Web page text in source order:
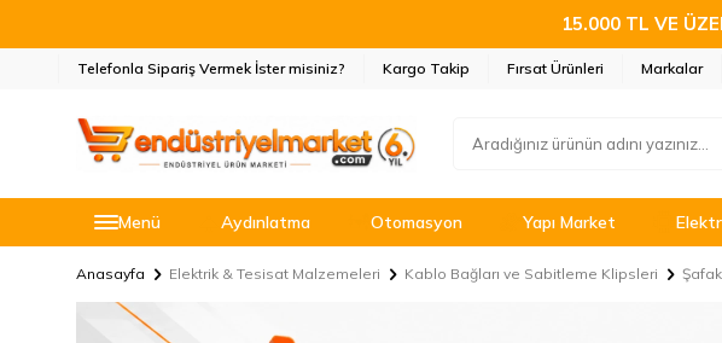
15.000 TL VE
Telefonla Sipariş Vermek İster misiniz? Kargo Takip Fırsat Ürünleri Markalar
Menü Aydınlatma Otomasyon Yapı Market
Anasayfa Elektrik & Tesisat Malzemeleri Kablo Bağları ve Sabitleme Klipsleri